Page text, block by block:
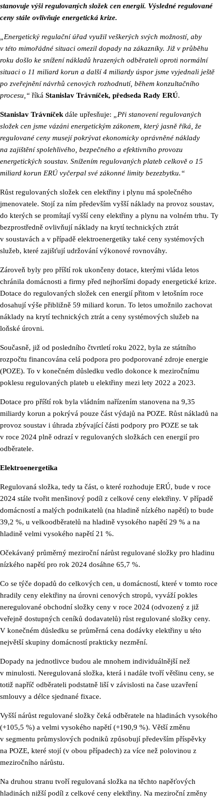
stanovuje výši regulovaných složek cen energií. Výsledné regulované
ceny stále ovlivňuje energetická krize.
„Energetický regulační úřad využil veškerých svých možností, aby
v této mimořádné situaci omezil dopady na zákazníky. Již v průběhu
roku došlo ke snížení nákladů hrazených odběrateli oproti normální
situaci o 11 miliard korun a další 4 miliardy úspor jsme vyjednali ještě
po zveřejnění návrhů cenových rozhodnutí, během konzultačního
procesu,“ říká Stanislav Trávníček, předseda Rady ERÚ.
Stanislav Trávníčekdále upřesňuje: „Při stanovení regulovaných
složek cen jsme vázáni energetickým zákonem, který jasně říká, že
regulované ceny musejí pokrývat ekonomicky oprávněné náklady
na zajištění spolehlivého, bezpečného a efektivního provozu
energetických soustav. Snížením regulovaných plateb celkově o 15
miliard korun ERÚ vyčerpal své zákonné limity bezezbytku.“
Růst regulovaných složek cen elektřiny i plynu má společného
jmenovatele. Stojí za ním především vyšší náklady na provoz soustav,
do kterých se promítají vyšší ceny elektřiny a plynu na volném trhu. Ty
bezprostředně ovlivňují náklady na krytí technických ztrát
v soustavách a v případě elektroenergetiky také ceny systémových
služeb, které zajišťují udržování výkonové rovnováhy.
Zároveň byly pro příští rok ukončeny dotace, kterými vláda letos
chránila domácnosti a firmy před nejhoršími dopady energetické krize.
Dotace do regulovaných složek cen energií přitom v letošním roce
dosahují výše přibližně 59 miliard korun. To letos umožnilo zachovat
náklady na krytí technických ztrát a ceny systémových služeb na
loňské úrovni.
Současně, již od posledního čtvrtletí roku 2022, byla ze státního
rozpočtu financována celá podpora pro podporované zdroje energie
(POZE). To v konečném důsledku vedlo dokonce k meziročnímu
poklesu regulovaných plateb u elektřiny mezi lety 2022 a 2023.
Dotace pro příští rok byla vládním nařízením stanovena na 9,35
miliardy korun a pokrývá pouze část výdajů na POZE. Růst nákladů na
provoz soustav i úhrada zbývající části podpory pro POZE se tak
v roce 2024 plně odrazí v regulovaných složkách cen energií pro
odběratele.
Elektroenergetika
Regulovaná složka, tedy ta část, o které rozhoduje ERÚ, bude v roce
2024 stále tvořit menšinový podíl z celkové ceny elektřiny. V případě
domácností a malých podnikatelů (na hladině nízkého napětí) to bude
39,2 %, u velkoodběratelů na hladině vysokého napětí 29 % a na
hladině velmi vysokého napětí 21 %.
Očekávaný průměrný meziroční nárůst regulované složky pro hladinu
nízkého napětí pro rok 2024 dosáhne 65,7 %.
Co se týče dopadů do celkových cen, u domácností, které v tomto roce
hradily ceny elektřiny na úrovni cenových stropů, vyváží pokles
neregulované obchodní složky ceny v roce 2024 (odvozený z již
veřejně dostupných ceníků dodavatelů) růst regulované složky ceny.
V konečném důsledku se průměrná cena dodávky elektřiny u této
největší skupiny domácností prakticky nezmění.
Dopady na jednotlivce budou ale mnohem individuálnější než
v minulosti. Neregulovaná složka, která i nadále tvoří většinu ceny, se
totiž napříč odběrateli podstatně liší v závislosti na čase uzavření
smlouvy a délce sjednané fixace.
Vyšší nárůst regulované složky čeká odběratele na hladinách vysokého
(+105,5 %) a velmi vysokého napětí (+190,9 %). Větší změnu
v segmentu průmyslových podniků způsobují především příspěvky
na POZE, které stojí (v obou případech) za více než polovinou z
meziročního nárůstu.
Na druhou stranu tvoří regulovaná složka na těchto napěťových
hladinách nižší podíl z celkové ceny elektřiny. Na meziroční změny